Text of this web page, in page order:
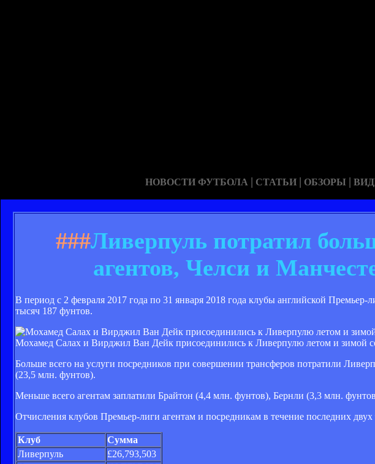
НОВОСТИ ФУТБОЛА | СТАТЬИ | ОБЗОРЫ |
###Ливерпуль потратил
агентов, Челси и
В период с 2 февраля 2017 года по 31 января 2018 года клубы английской
тысяч 187 фунтов.
Мохамед Салах и Вирджил Ван Дейк присоединились к Ливерпулю летом и зимой
Больше всего на услуги посредников при совершении трансферов потратили
(23,5 млн. фунтов).
Меньше всего агентам заплатили Брайтон (4,4 млн. фунтов), Бернли (3,3 млн.
Отчисления клубов Премьер-лиги агентам и посредникам в течение последних
Клуб
Сумма
Ливерпуль
£26,793,503